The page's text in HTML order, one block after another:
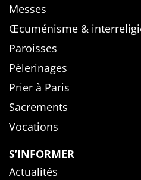
Messes
Œcuménisme &
Paroisses
Pèlerinages
Prier à Paris
Sacrements
Vocations
S’INFORMER
Actualités